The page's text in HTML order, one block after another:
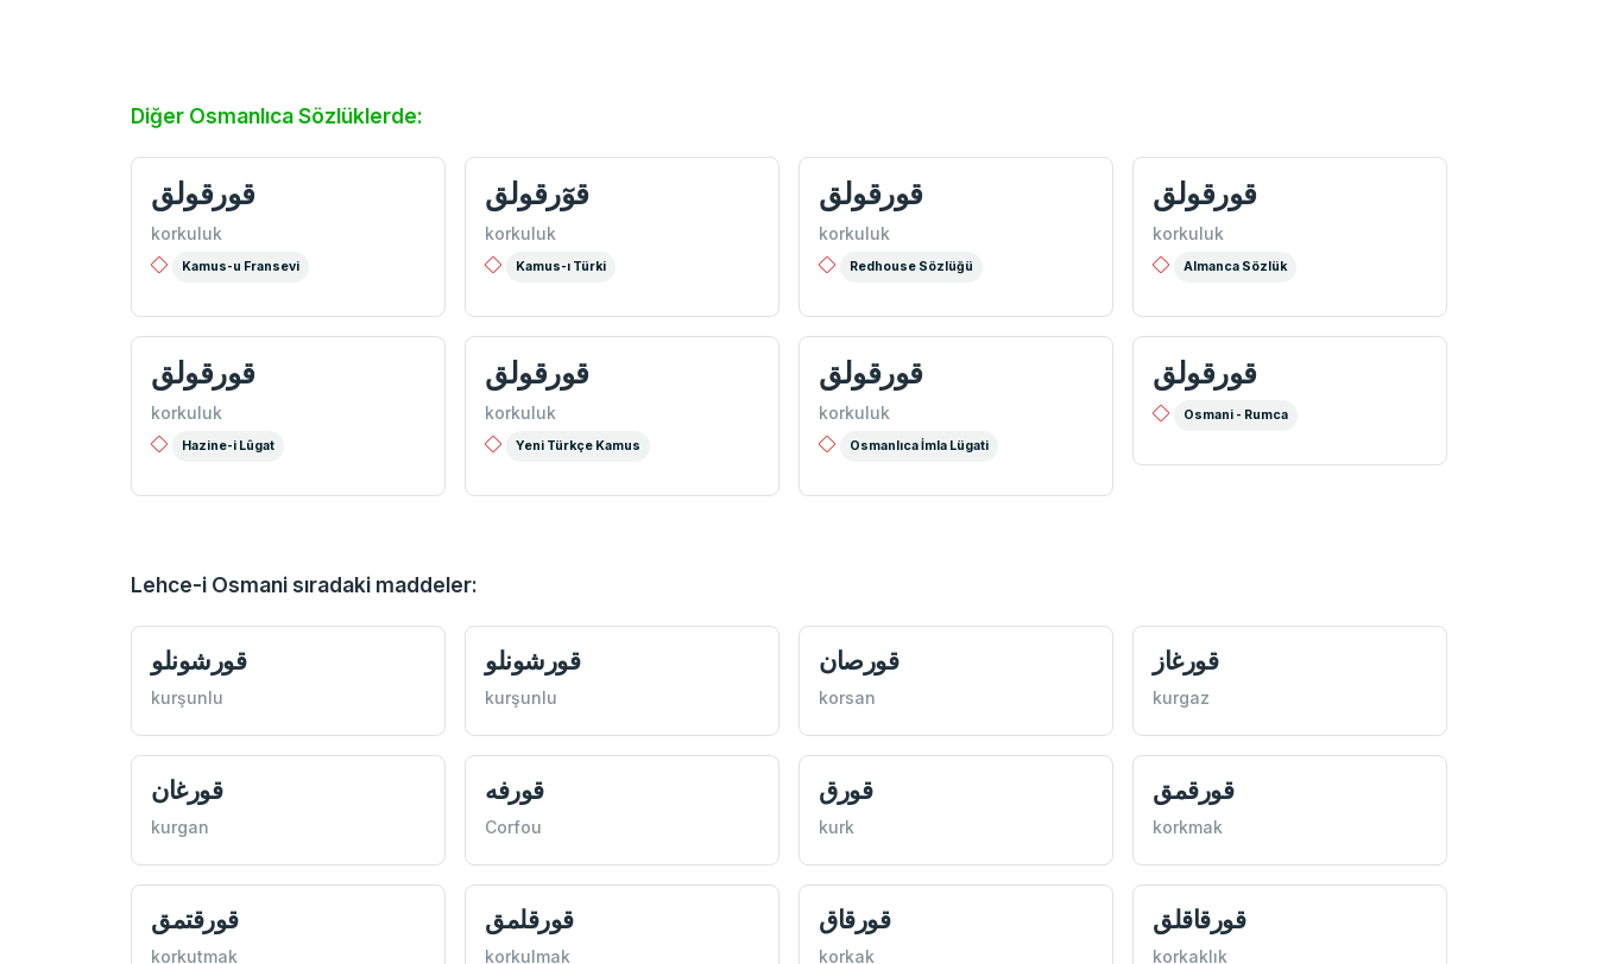
Diğer Osmanlıca Sözlüklerde:
قورقولق
korkuluk
Kamus-u Fransevi
قوٓرقولق
korkuluk
Kamus-ı Türki
قورقولق
korkuluk
Redhouse Sözlüğü
قورقولق
korkuluk
Almanca Sözlük
قورقولق
korkuluk
Hazine-i Lûgat
قورقولق
korkuluk
Yeni Türkçe Kamus
قورقولق
korkuluk
Osmanlıca İmla Lügati
قورقولق
Osmani - Rumca
Lehce-i Osmani sıradaki maddeler:
قورشونلو
kurşunlu
قورشونلو
kurşunlu
قورصان
korsan
قورغاز
kurgaz
قورغان
kurgan
قورفه
Corfou
قورق
kurk
قورقمق
korkmak
قورقتمق
korkutmak
قورقلمق
korkulmak
قورقاق
korkak
قورقاقلق
korkaklık